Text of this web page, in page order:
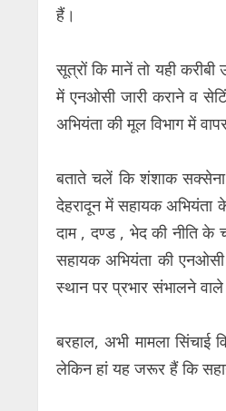
हैं।
सूत्रों कि मानें तो यही
में एनओसी जारी कराने व
अभियंता की मूल विभाग में
बताते चलें कि शंशाक सक्सेना
देहरादून में सहायक अभियंता
दाम , दण्ड , भेद की नीति
सहायक अभियंता की
स्थान पर प्रभार संभालने
बरहाल, अभी मामला
लेकिन हां यह जरूर हैं कि